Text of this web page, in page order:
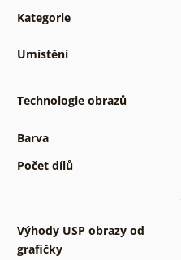
Kategorie
Umístění
Technologie obrazů
Barva
Počet dílů
Výhody USP obrazy od
grafičky